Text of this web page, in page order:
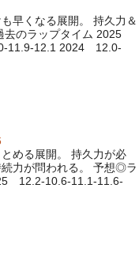
早くなる展開。 持久力＆
去のラップタイム 2025
11.9-12.1 2024 12.0-
める展開。 持久力が必
力が問われる。 予想◎ラ
12.2-10.6-11.1-11.6-